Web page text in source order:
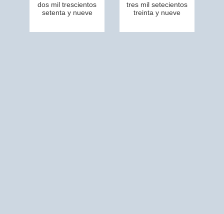
dos mil trescientos
setenta y nueve
tres mil setecientos
treinta y nueve